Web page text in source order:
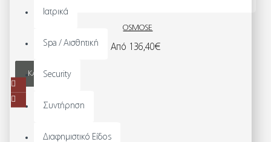
Ιατρικά
Spa / Αισθητική
Security
Συντήρηση
Διαφημιστικό Είδος
OSMOSE
Από 136,40€
ΚΑΛΆΘΙ